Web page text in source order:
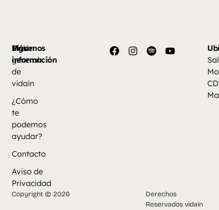
Más
información
Visión
general
de
vidain
¿Cómo
te
podemos
ayudar?
Contacto
Aviso de
Privacidad
Síguenos
Copyright © 2026
Derechos
Reservados vidain